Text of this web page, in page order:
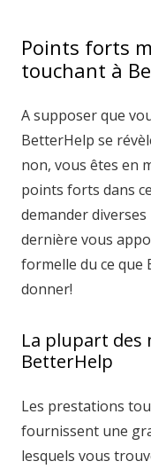
Points forts
touchant à
A supposer que
BetterHelp se
non, vous êtes en
points forts dans
demander
dernière vous
formelle du ce que
donner!
La plupart des
BetterHelp
Les prestations
fournissent une
lesquels vous